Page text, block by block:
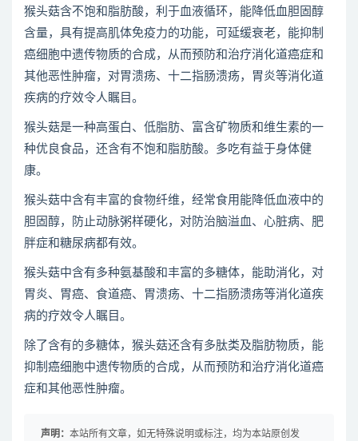
猴头菇含不饱和脂肪酸，利于血液循环，能降低血胆固醇
含量，具有提高肌体免疫力的功能，可延缓衰老，能抑制
癌细胞中遗传物质的合成，从而预防和治疗消化道癌症和
其他恶性肿瘤，对胃溃疡、十二指肠溃疡，胃炎等消化道
疾病的疗效令人瞩目。
猴头菇是一种高蛋白、低脂肪、富含矿物质和维生素的一
种优良食品，还含有不饱和脂肪酸。多吃有益于身体健
康。
猴头菇中含有丰富的食物纤维，经常食用能降低血液中的
胆固醇，防止动脉粥样硬化，对防治脑溢血、心脏病、肥
胖症和糖尿病都有效。
猴头菇中含有多种氨基酸和丰富的多糖体，能助消化，对
胃炎、胃癌、食道癌、胃溃疡、十二指肠溃疡等消化道疾
病的疗效令人瞩目。
除了含有的多糖体，猴头菇还含有多肽类及脂肪物质，能
抑制癌细胞中遗传物质的合成，从而预防和治疗消化道癌
症和其他恶性肿瘤。
声明： 本站所有文章，如无特殊说明或标注，均为本站原创发